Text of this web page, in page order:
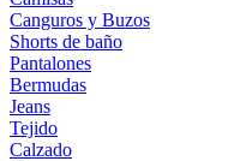
Canguros y Buzos
Shorts de baño
Pantalones
Bermudas
Jeans
Tejido
Calzado